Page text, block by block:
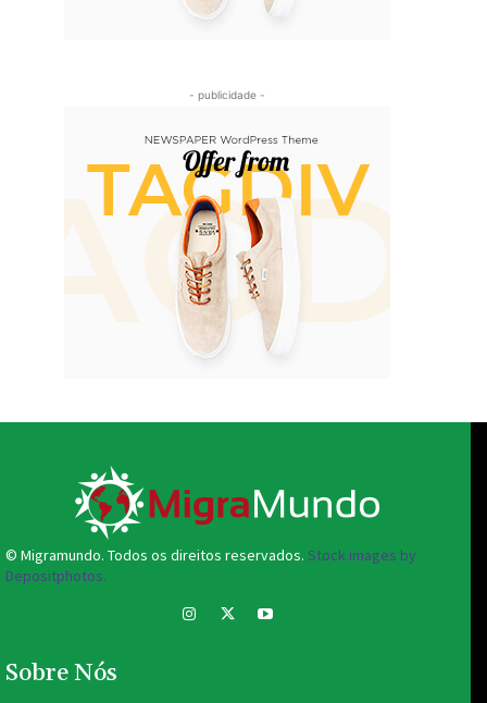
- publicidade -
© Migramundo. Todos os direitos reservados. Stock images by
Depositphotos.
Sobre Nós